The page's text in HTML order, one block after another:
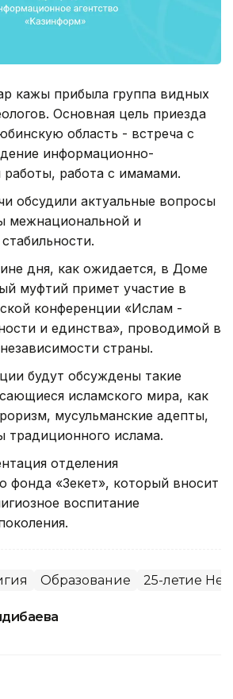
кажы прибыла группа видных
Основная цель приезда
область - встреча с
информационно-
работы, работа с имамами.
обсудили актуальные вопросы
межнациональной и
дня, как ожидается, в Доме
муфтий примет участие в
конференции «Ислам -
и единства», проводимой в
страны.
будут обсуждены такие
исламского мира, как
мусульманские адепты,
традиционного ислама.
отделения
фонда «Зекет», который вносит
воспитание
Образование 25-летие